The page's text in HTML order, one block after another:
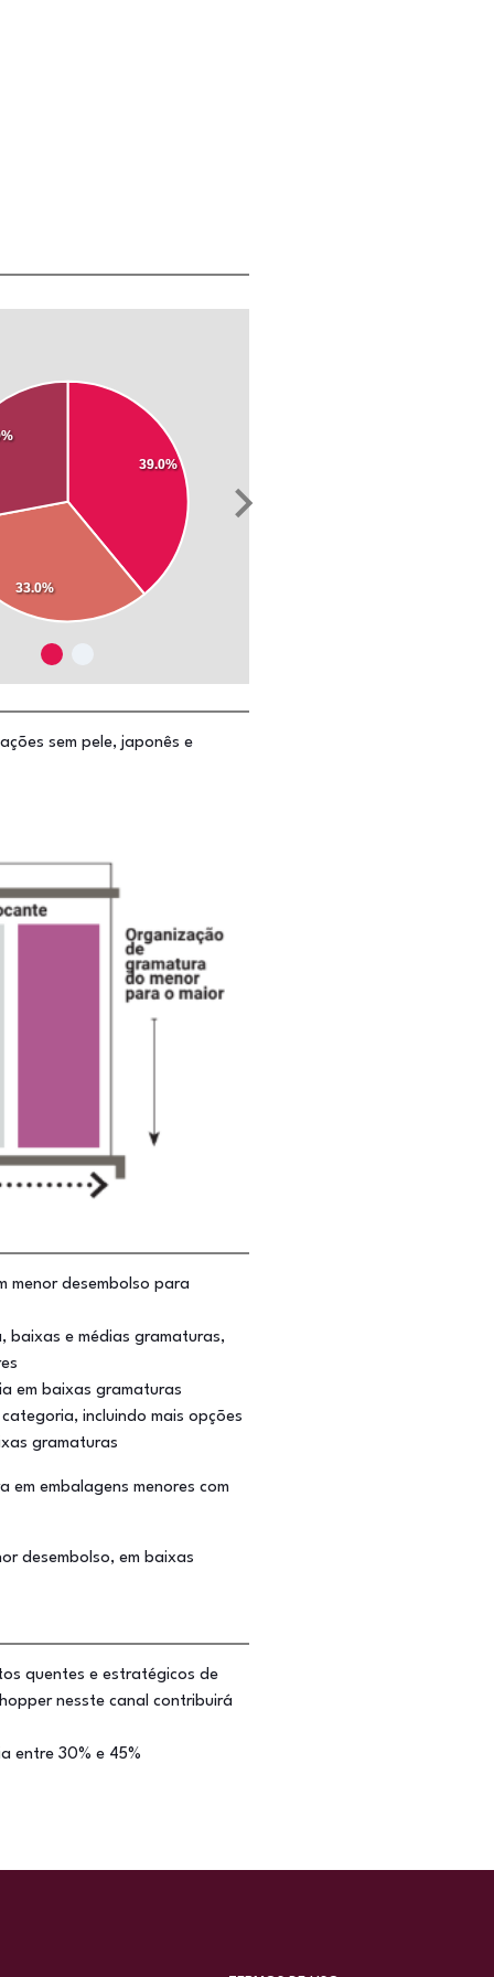
39.0%
33.0%
sem pele, japonês e
menor desembolso para
baixas e médias gramaturas,
em baixas gramaturas
incluindo mais opções
gramaturas
embalagens menores com
desembolso, em baixas
quentes e estratégicos de
nesste canal contribuirá
entre 30% e 45%